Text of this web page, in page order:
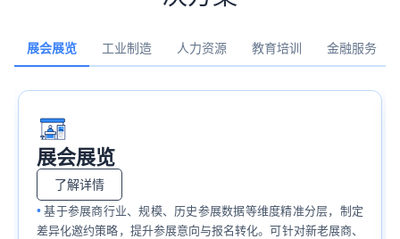
展会展览 工业制造 人力资源 教育培训 金融服务
展会展览
了解详情
基于参展商行业、规模、历史参展数据等维度精准分层，制定
差异化邀约策略，提升参展意向与报名转化。可针对新老展商、